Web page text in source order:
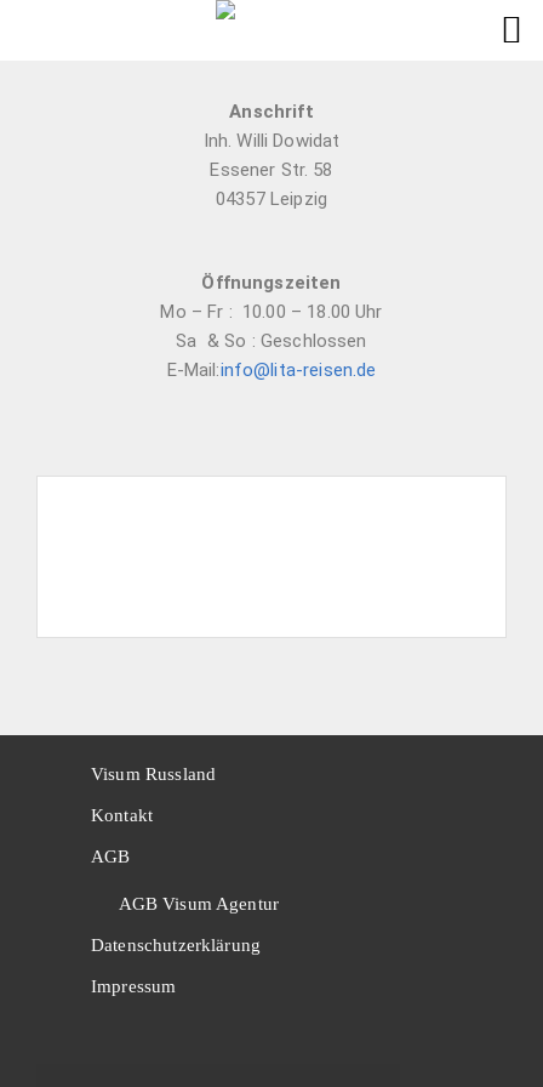
Anschrift
Inh. Willi Dowidat
Essener Str. 58
04357 Leipzig
Öffnungszeiten
Mo – Fr : 10.00 – 18.00 Uhr
Sa & So : Geschlossen
E-Mail:info@lita-reisen.de
Visum Russland
Kontakt
AGB
AGB Visum Agentur
Datenschutzerklärung
Impressum